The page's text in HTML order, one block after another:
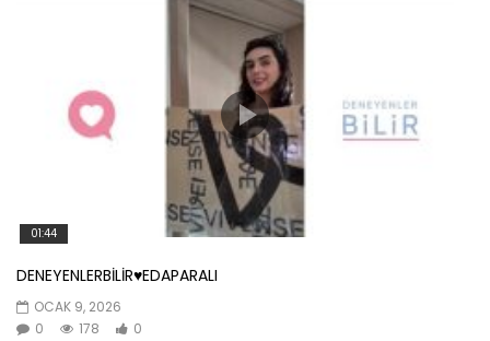
01:44
DENEYENLERBİLİR♥️EDAPARALI
OCAK 9, 2026
0
178 0